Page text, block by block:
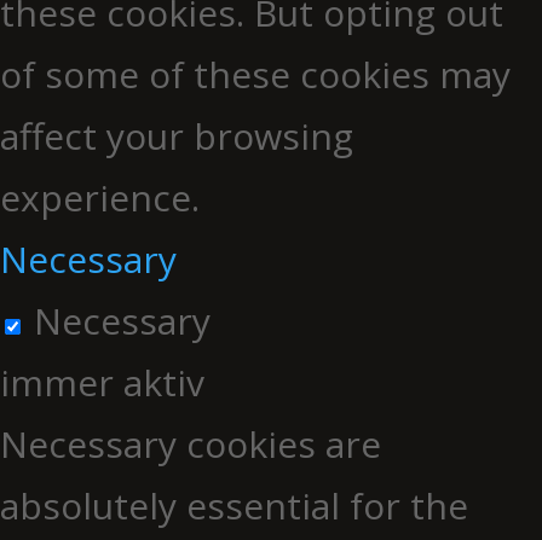
these cookies. But opting out
of some of these cookies may
affect your browsing
experience.
Necessary
Necessary
immer aktiv
Necessary cookies are
absolutely essential for the